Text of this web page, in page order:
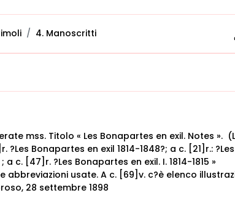
4. Manoscritti
mss. Titolo « Les Bonapartes en exil. Notes ».
Bonapartes en exil 1814-1848?; a c. [21]r.: ?Les
a c. [47]r. ?Les Bonapartes en exil. I. 1814-1815 »
abbreviazioni usate. A c. [69]v. c?è elenco
28 settembre 1898